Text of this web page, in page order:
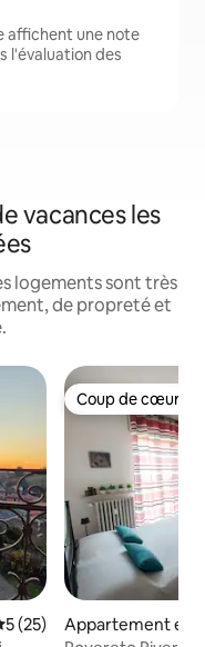
affichent une note
l'évaluation des
vacances les
logements sont très
de propreté et
moyenne sur la
5 (25)
Coup de cœur
Coup de cœur
Appartement en